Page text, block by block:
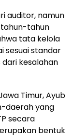
auditor, namun
tahun-tahun
tata kelola
sesuai standar
kesalahan
Timur, Ayub
daerah yang
secara
bentuk